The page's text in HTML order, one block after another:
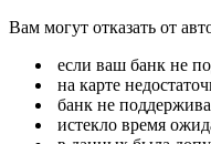
Вам могут отказать от
если ваш банк не
на карте
банк не
истекло время